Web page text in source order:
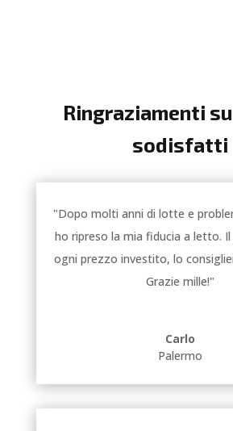
Ringraziamenti
sodisfatti
"Dopo molti anni di lotte e
ho ripreso la mia fiducia a letto.
ogni prezzo investito, lo
Grazie mille!"
Carlo
Palermo